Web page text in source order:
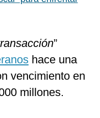
”
hace una
vencimiento en
millones.